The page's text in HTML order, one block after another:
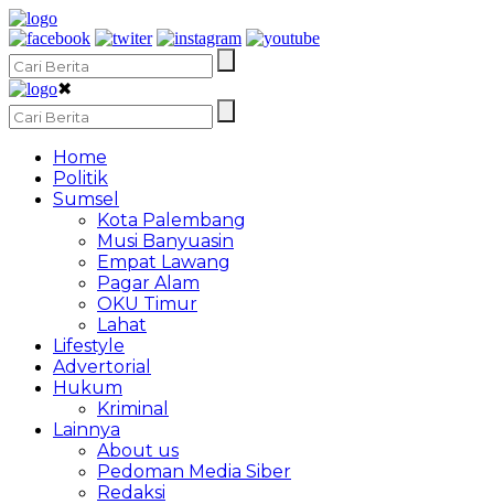
✖
Home
Politik
Sumsel
Kota Palembang
Musi Banyuasin
Empat Lawang
Pagar Alam
OKU Timur
Lahat
Lifestyle
Advertorial
Hukum
Kriminal
Lainnya
About us
Pedoman Media Siber
Redaksi